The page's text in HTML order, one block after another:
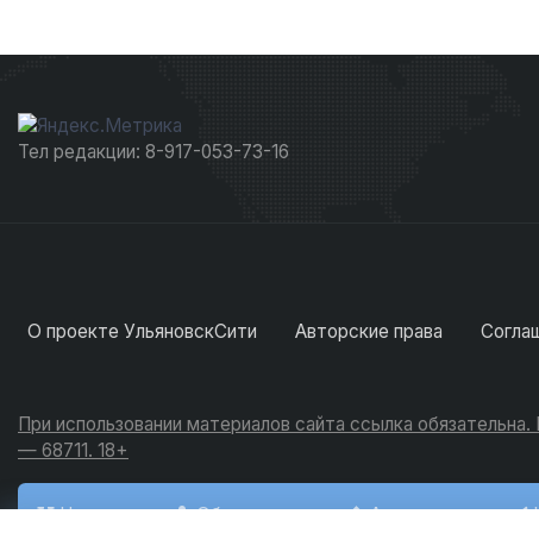
Тел редакции: 8-917-053-73-16
О проекте УльяновскСити Авторские права
При использовании материалов сайта ссылка
— 68711. 18+
Новости Обсуждения Активность